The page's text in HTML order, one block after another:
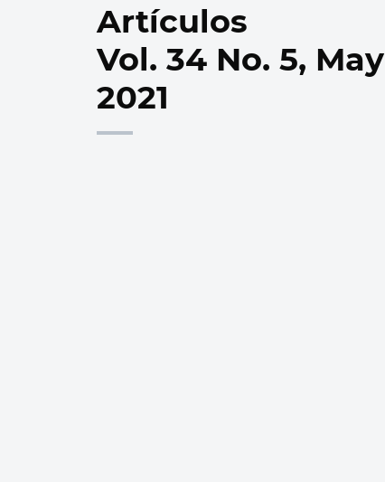
Artículos
Vol. 34 No. 5, May
2021